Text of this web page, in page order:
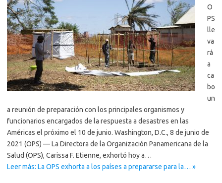
O
PS
lle
va
rá
a
ca
bo
un
a reunión de preparación con los principales organismos y
funcionarios encargados de la respuesta a desastres en las
Américas el próximo el 10 de junio. Washington, D.C., 8 de junio de
2021 (OPS) — La Directora de la Organización Panamericana de la
Salud (OPS), Carissa F. Etienne, exhortó hoy a…
Leer más: La OPS exhorta a los países a prepararse para la… »